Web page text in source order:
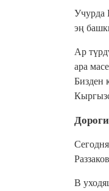
Учурда
эң
Ар
ара
Бизден
В